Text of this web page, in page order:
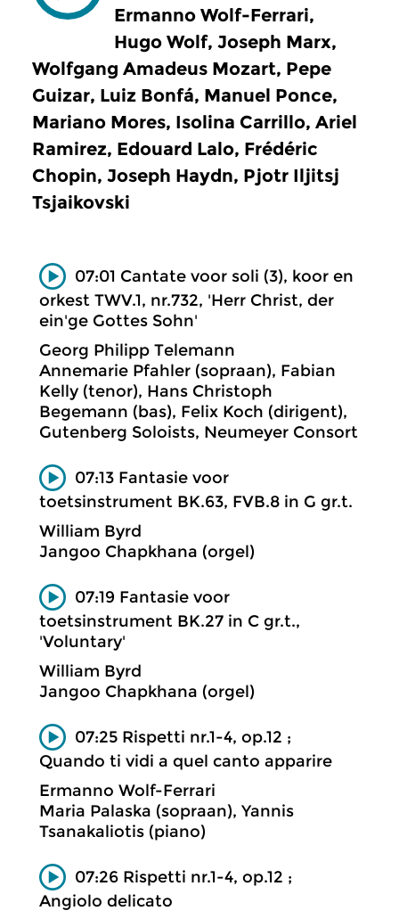
Ermanno Wolf-Ferrari,
Hugo Wolf, Joseph Marx,
Wolfgang Amadeus Mozart, Pepe
Guizar, Luiz Bonfá, Manuel Ponce,
Mariano Mores, Isolina Carrillo, Ariel
Ramirez, Edouard Lalo, Frédéric
Chopin, Joseph Haydn, Pjotr Iljitsj
Tsjaikovski
07:01 Cantate voor soli (3), koor en
orkest TWV.1, nr.732, 'Herr Christ, der
ein'ge Gottes Sohn'
Georg Philipp Telemann
Annemarie Pfahler (sopraan), Fabian
Kelly (tenor), Hans Christoph
Begemann (bas), Felix Koch (dirigent),
Gutenberg Soloists, Neumeyer Consort
07:13 Fantasie voor
toetsinstrument BK.63, FVB.8 in G gr.t.
William Byrd
Jangoo Chapkhana (orgel)
07:19 Fantasie voor
toetsinstrument BK.27 in C gr.t.,
'Voluntary'
William Byrd
Jangoo Chapkhana (orgel)
07:25 Rispetti nr.1-4, op.12 ;
Quando ti vidi a quel canto apparire
Ermanno Wolf-Ferrari
Maria Palaska (sopraan), Yannis
Tsanakaliotis (piano)
07:26 Rispetti nr.1-4, op.12 ;
Angiolo delicato